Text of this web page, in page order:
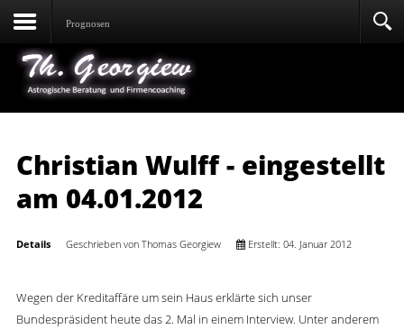
Prognosen
Christian Wulff - eingestellt
am 04.01.2012
Details Geschrieben von Thomas Georgiew Erstellt: 04. Januar 2012
Wegen der Kreditaffäre um sein Haus erklärte sich unser
Bundespräsident heute das 2. Mal in einem Interview. Unter anderem